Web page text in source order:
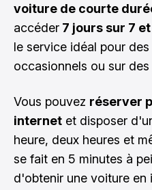
voiture de courte
accéder 7 jours sur 7
le service idéal pour
occasionnels ou sur
Vous pouvez réserver
internet et disposer
heure, deux heures et
se fait en 5 minutes à
d'obtenir une voiture en